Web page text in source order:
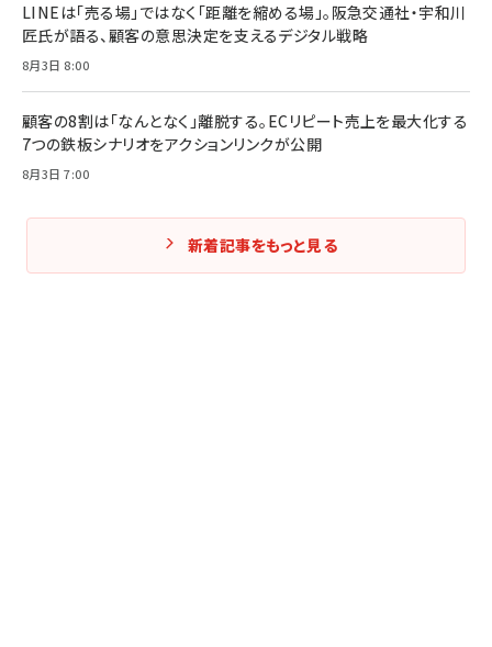
LINEは「売る場」ではなく「距離を縮める場」。阪急交通社・宇和川
匠氏が語る、顧客の意思決定を支えるデジタル戦略
8月3日 8:00
顧客の8割は「なんとなく」離脱する。ECリピート売上を最大化する
7つの鉄板シナリオをアクションリンクが公開
8月3日 7:00
新着記事をもっと見る